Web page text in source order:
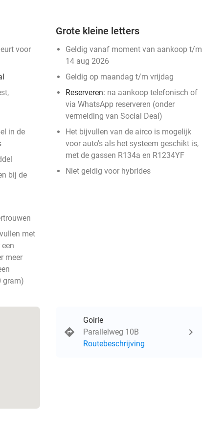
voor
in de
bij de
met
meer
gram)
Grote kleine letters
Geldig vanaf moment van aankoop t/m
14 aug 2026
Geldig op maandag t/m vrijdag
Reserveren: na aankoop telefonisch of
via WhatsApp reserveren (onder
vermelding van Social Deal)
Het bijvullen van de airco is mogelijk
voor auto's als het systeem geschikt is,
met de gassen R134a en R1234YF
Niet geldig voor hybrides
Goirle
Parallelweg 10B
Routebeschrijving